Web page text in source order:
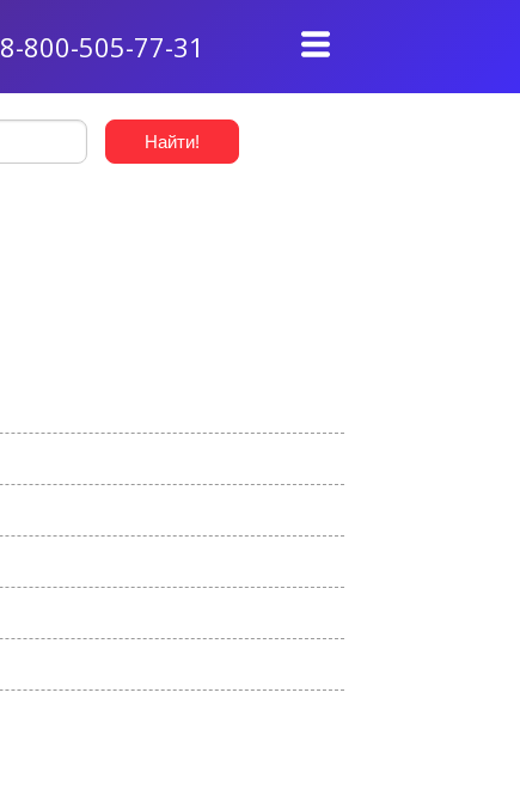
8-800-505-77-31